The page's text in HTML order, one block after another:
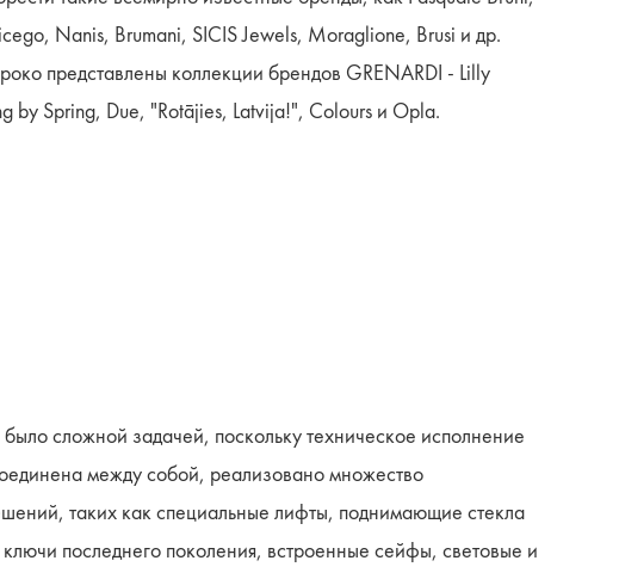
Nanis, Brumani, SICIS Jewels, Moraglione, Brusi и др.
представлены коллекции брендов GRENARDI - Lilly
by Spring, Due, "Rotājies, Latvija!", Colours и Opla.
сложной задачей, поскольку техническое исполнение
между собой, реализовано множество
таких как специальные лифты, поднимающие стекла
последнего поколения, встроенные сейфы, световые и